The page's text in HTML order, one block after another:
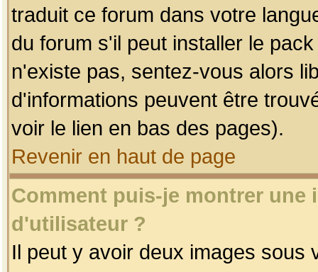
traduit ce forum dans votre
du forum s'il peut installer le
n'existe pas, sentez-vous alors
d'informations peuvent être
voir le lien en bas des pages).
Revenir en haut de page
Comment puis-je montrer une
d'utilisateur ?
Il peut y avoir deux images sous